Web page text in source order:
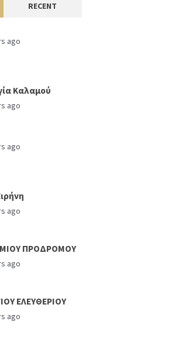
RECENT
ago
Καλαμού
ago
ago
ago
ΠΡΟΔΡΟΜΟΥ
ago
ΕΛΕΥΘΕΡΙΟΥ
ago